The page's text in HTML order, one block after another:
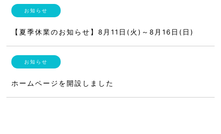
【夏季休業のお知らせ】8月11日(火)～8月16日(日)
ホームページを開設しました